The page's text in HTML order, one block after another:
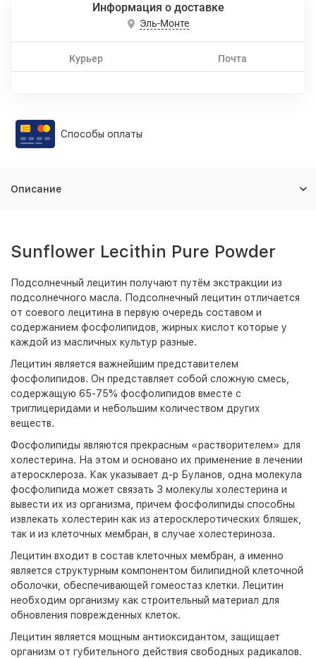
Информация о доставке
Эль-Монте
Курьер Почта
Способы оплаты
Описание
Sunflower Lecithin Pure Powder
Подсолнечный лецитин получают путём экстракции из
подсолнечного масла. Подсолнечный лецитин отличается
от соевого лецитина в первую очередь составом и
содержанием фосфолипидов, жирных кислот которые у
каждой из масличных культур разные.
Лецитин является важнейшим представителем
фосфолипидов. Он представляет собой сложную смесь,
содержащую 65-75% фосфолипидов вместе с
триглицеридами и небольшим количеством других
веществ.
Фосфолипиды являются прекрасным «растворителем» для
холестерина. На этом и основано их применение в лечении
атеросклероза. Как указывает д-р Буланов, одна молекула
фосфолипида может связать 3 молекулы холестерина и
вывести их из организма, причем фосфолипиды способны
извлекать холестерин как из атеросклеротических бляшек,
так и из клеточных мембран, в случае холестериноза.
Лецитин входит в состав клеточных мембран, а именно
является структурным компонентом билипидной клеточной
оболочки, обеспечивающей гомеостаз клетки. Лецитин
необходим организму как строительный материал для
обновления поврежденных клеток.
Лецитин является мощным антиоксидантом, защищает
организм от губительного действия свободных радикалов.